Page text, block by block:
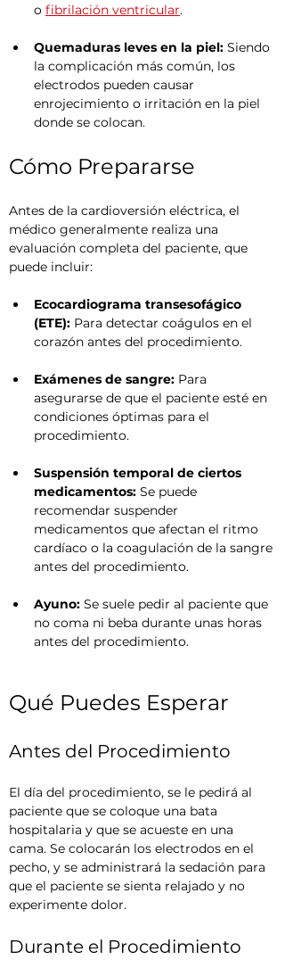
o fibrilación ventricular.
Quemaduras leves en la piel: Siendo
la complicación más común, los
electrodos pueden causar
enrojecimiento o irritación en la piel
donde se colocan.
Cómo Prepararse
Antes de la cardioversión eléctrica, el
médico generalmente realiza una
evaluación completa del paciente, que
puede incluir:
Ecocardiograma transesofágico
(ETE): Para detectar coágulos en el
corazón antes del procedimiento.
Exámenes de sangre: Para
asegurarse de que el paciente esté en
condiciones óptimas para el
procedimiento.
Suspensión temporal de ciertos
medicamentos: Se puede
recomendar suspender
medicamentos que afectan el ritmo
cardíaco o la coagulación de la sangre
antes del procedimiento.
Ayuno: Se suele pedir al paciente que
no coma ni beba durante unas horas
antes del procedimiento.
Qué Puedes Esperar
Antes del Procedimiento
El día del procedimiento, se le pedirá al
paciente que se coloque una bata
hospitalaria y que se acueste en una
cama. Se colocarán los electrodos en el
pecho, y se administrará la sedación para
que el paciente se sienta relajado y no
experimente dolor.
Durante el Procedimiento